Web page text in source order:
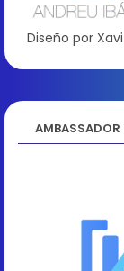
Diseño por
AMBASSADOR